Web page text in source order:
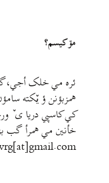
مۊ کيسم؟
ئره مي خلک أجي،
همزبؤنن ؤ يٚکته
کي کاسپي دريا ی
خأنين مي همرأ گب